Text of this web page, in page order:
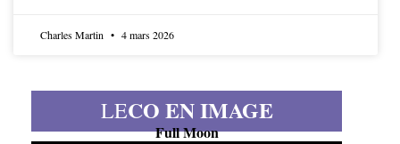
Charles Martin 4 mars 2026
LECO EN IMAGE
Full Moon